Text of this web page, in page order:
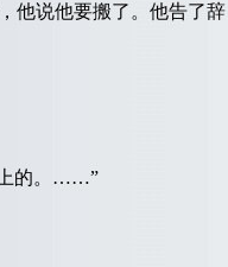
说他要搬了。他告了
的。……”